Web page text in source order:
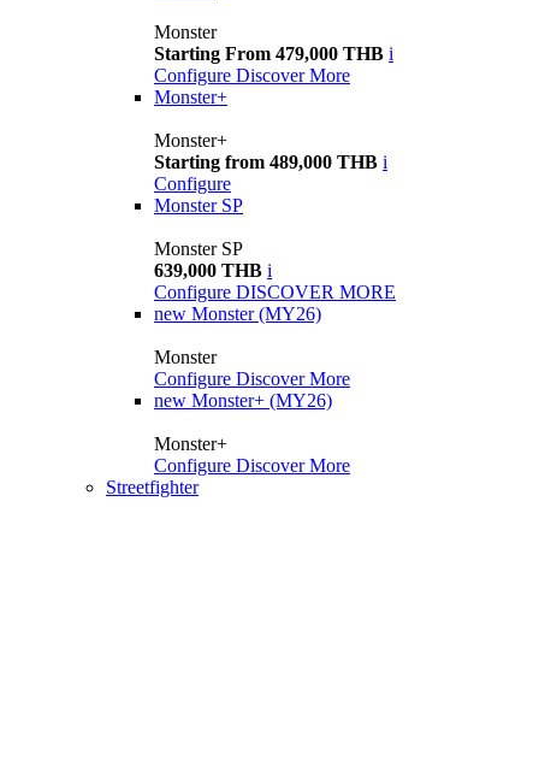
Monster
Starting From 479,000 THB i
Configure Discover More
Monster+
Monster+
Starting from 489,000 THB i
Configure
Monster SP
Monster SP
639,000 THB i
Configure DISCOVER MORE
new Monster (MY26)
Monster
Configure Discover More
new Monster+ (MY26)
Monster+
Configure Discover More
Streetfighter